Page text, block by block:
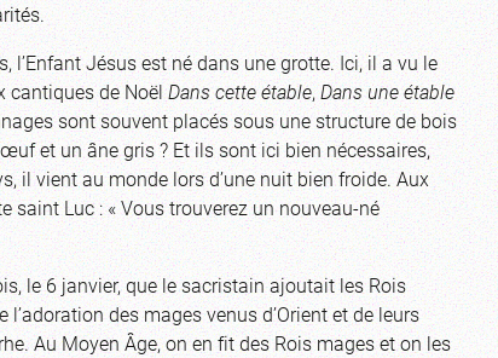
l’Enfant Jésus est né dans une grotte. Ici, il a vu le
cantiques de NoëlDans cette étable,Dans une étable
sont souvent placés sous une structure de bois
et un âne gris ? Et ils sont ici bien nécessaires,
il vient au monde lors d’une nuit bien froide. Aux
saint Luc : « Vous trouverez un nouveau-né
le 6 janvier, que le sacristain ajoutait les Rois
des mages venus d’Orient et de leurs
Au Moyen Âge, on en fit des Rois mages et on les